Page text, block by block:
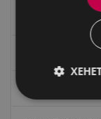
Ignazio
Indalecio